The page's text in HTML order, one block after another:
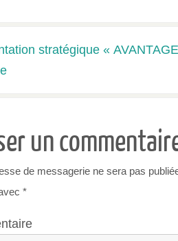
stratégique «
un
de messagerie ne sera pas
*